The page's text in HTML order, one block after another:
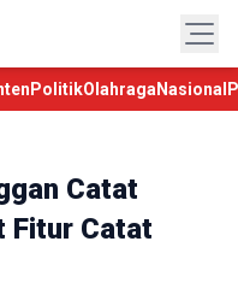
PolitikOlahraga Nasional
Catat
Fitur Catat